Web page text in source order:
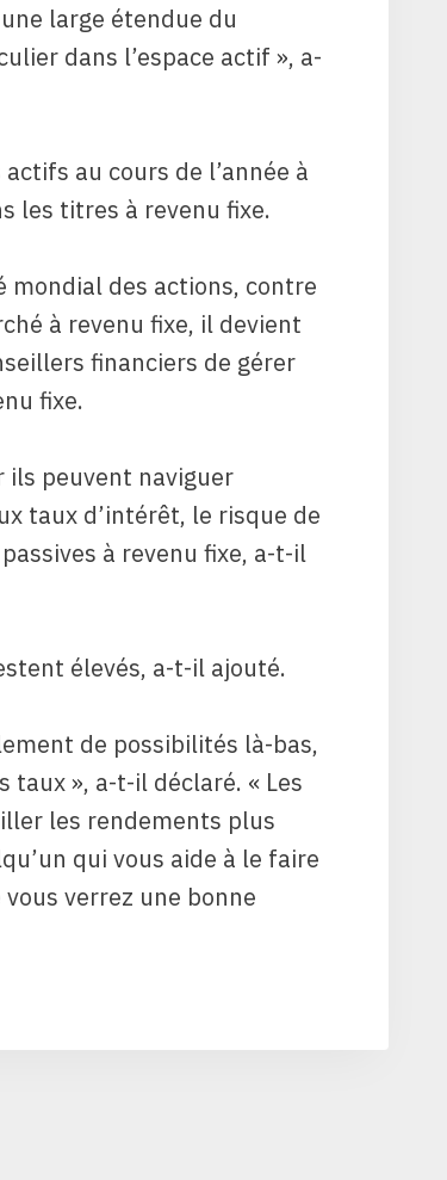
large étendue du
dans l’espace actif », a-
au cours de l’année à
les titres à revenu fixe.
des actions, contre
à revenu fixe, il devient
financiers de gérer
fixe.
ils peuvent naviguer
taux d’intérêt, le risque de
à revenu fixe, a-t-il
élevés, a-t-il ajouté.
de possibilités là-bas,
taux », a-t-il déclaré. « Les
les rendements plus
qui vous aide à le faire
verrez une bonne